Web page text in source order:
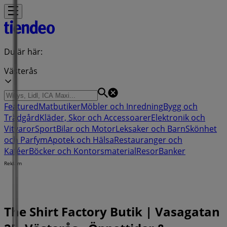
Du är här:
Västerås
FeaturedMatbutikerMöbler och InredningBygg och
TrädgårdKläder, Skor och AccessoarerElektronik och
VitvarorSportBilar och MotorLeksaker och BarnSkönhet
och ParfymApotek och HälsaRestauranger och
KaféerBöcker och KontorsmaterialResorBanker
Reklam
The Shirt Factory Butik | Vasagatan